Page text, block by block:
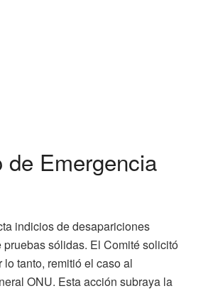
Emergencia
indicios de desapariciones
sólidas. El Comité solicitó
tanto, remitió el caso al
ONU. Esta acción subraya la